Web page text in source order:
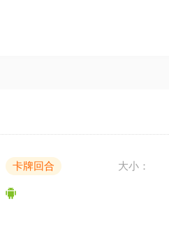
卡牌回合 大小：